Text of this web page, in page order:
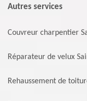
Autres services
Couvreur charpentier
Réparateur de velux
Rehaussement de